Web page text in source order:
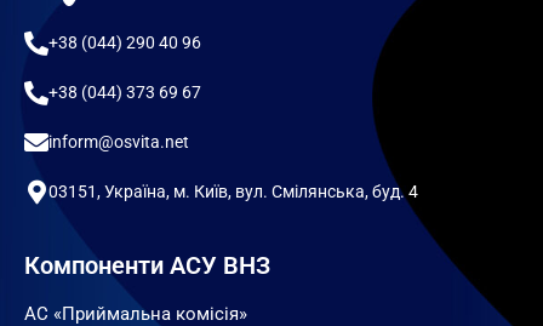
+38 (044) 290 40 96
+38 (044) 373 69 67
inform@osvita.net
03151, Україна, м. Київ, вул. Смілянська, буд. 4
Компоненти АСУ ВНЗ
АС «Приймальна комісія»